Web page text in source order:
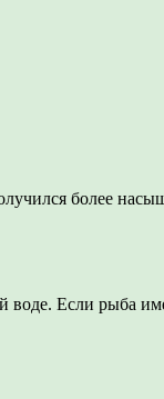
более
Если рыба